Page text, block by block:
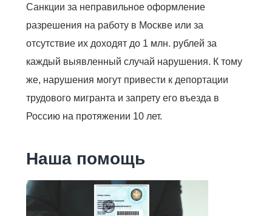
Санкции за неправильное оформление
разрешения на работу в Москве или за
отсутствие их доходят до 1 млн. рублей за
каждый выявленный случай нарушения. К тому
же, нарушения могут привести к депортации
трудового мигранта и запрету его въезда в
Россию на протяжении 10 лет.
Наша помощь